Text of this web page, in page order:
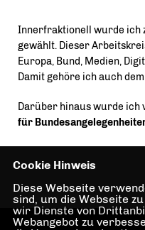
Innerfraktionell wurde ich
gewählt. Dieser
Europa, Bund, Medien,
Damit gehöre ich auch dem
Darüber hinaus wurde ich
für
Cookie Hinweis
Diese Webseite
sind, um die Webseite
wir Dienste von
Webangebot zu